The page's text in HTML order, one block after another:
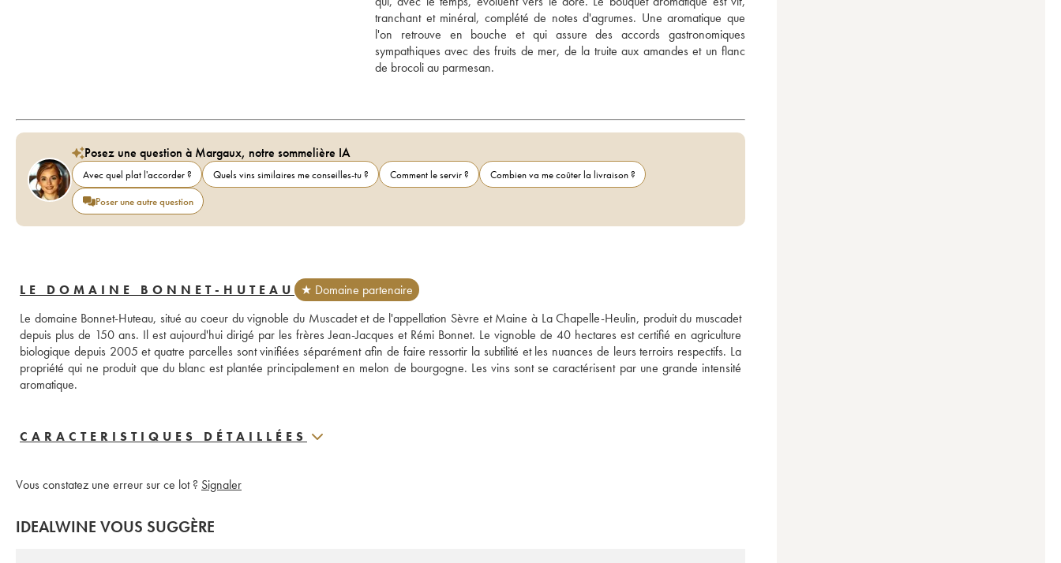
tranchant et minéral, complété de notes d'agrumes. Une aromatique que
l'on retrouve en bouche et qui assure des accords gastronomiques
sympathiques avec des fruits de mer, de la truite aux amandes et un flanc
de brocoli au parmesan.
Posez une question à Margaux, notre sommelière IA
Avec quel plat l'accorder ? Quels vins similaires me conseilles-tu ? Comment le servir ?
Combien va me coûter la livraison ?
Poser une autre question
LE DOMAINE BONNET-HUTEAU
★ Domaine partenaire
Le domaine Bonnet-Huteau, situé au coeur du vignoble du Muscadet et de l'appellation Sèvre et Maine à La Chapelle-Heulin, produit du muscadet
depuis plus de 150 ans. Il est aujourd'hui dirigé par les frères Jean-Jacques et Rémi Bonnet. Le vignoble de 40 hectares est certifié en agriculture
biologique depuis 2005 et quatre parcelles sont vinifiées séparément afin de faire ressortir la subtilité et les nuances de leurs terroirs respectifs. La
propriété qui ne produit que du blanc est plantée principalement en melon de bourgogne. Les vins sont se caractérisent par une grande intensité
aromatique.
CARACTERISTIQUES DÉTAILLÉES
Vous constatez une erreur sur ce lot ? Signaler
IDEALWINE VOUS SUGGÈRE